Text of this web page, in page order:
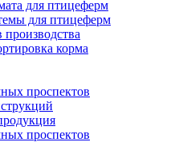
для птицеферм
для птицеферм
корма
проспектов
проспектов